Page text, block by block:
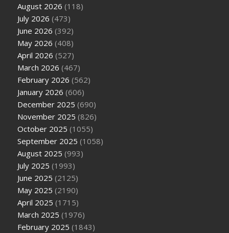
August 2026 (118)
July 2026 (473)
June 2026 (392)
May 2026 (408)
April 2026 (527)
March 2026 (467)
February 2026 (562)
January 2026 (606)
December 2025 (690)
November 2025 (826)
October 2025 (1055)
September 2025 (1058)
August 2025 (993)
July 2025 (1993)
June 2025 (2125)
May 2025 (2190)
April 2025 (1715)
March 2025 (1976)
February 2025 (1843)